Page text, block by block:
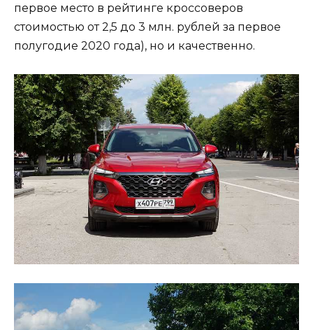
первое место в рейтинге кроссоверов
стоимостью от 2,5 до 3 млн. рублей за первое
полугодие 2020 года), но и качественно.